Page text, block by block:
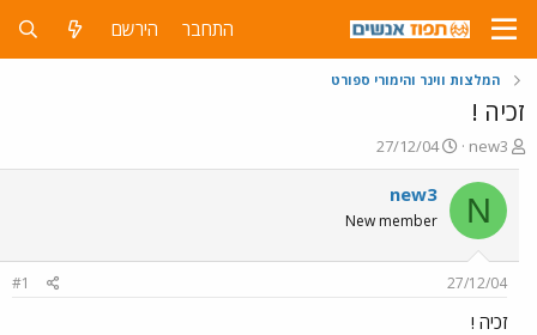
התחבר הירשם
המלצות ווינר והימורי ספורט
זכיה !
פ
ו
ת
ח
ה
ש
א
new3
פ
ו
ר
ם
27/12/04
N
new3
New member
27/12/04
#1
זכיה !